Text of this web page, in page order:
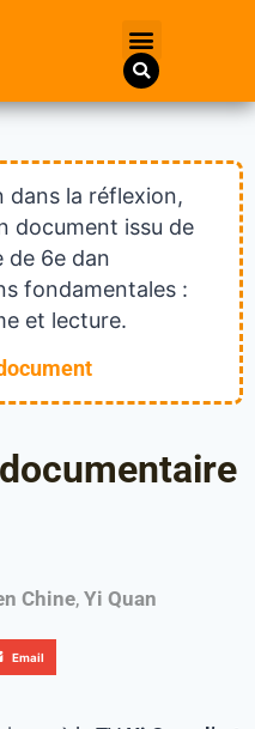
dans la réflexion,
document issu de
de 6e dan
fondamentales :
et lecture.
Chine, Yi Quan
Email